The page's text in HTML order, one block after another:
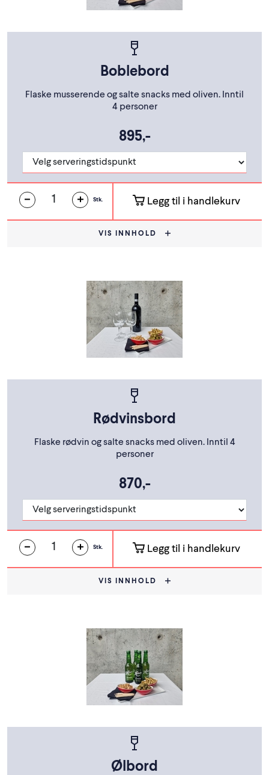
Boblebord
Flaske musserende og salte snacks med oliven. Inntil
4 personer
895,-
Stk. Legg til i handlekurv
VIS INNHOLD
Rødvinsbord
Flaske rødvin og salte snacks med oliven. Inntil 4
personer
870,-
Stk. Legg til i handlekurv
VIS INNHOLD
Ølbord